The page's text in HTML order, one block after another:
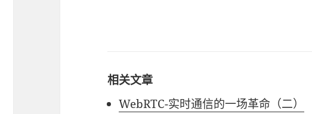
相关文章
WebRTC-实时通信的一场革命（二）